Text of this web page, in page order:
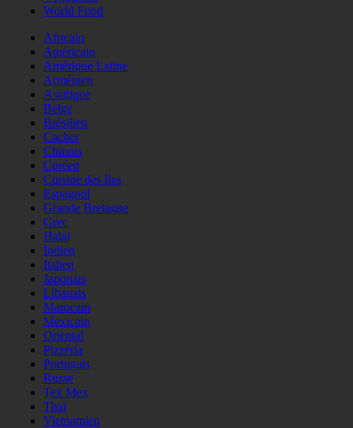
World Food
Africain
Américain
Amérique Latine
Arménien
Asiatique
Belge
Brésilien
Cacher
Chinois
Coréen
Cuisine des Iles
Espagnol
Grande Bretagne
Grec
Halal
Indien
Italien
Japonais
Libanais
Marocain
Mexicain
Oriental
Pizzéria
Portugais
Russe
Tex Mex
Thaï
Vietnamien